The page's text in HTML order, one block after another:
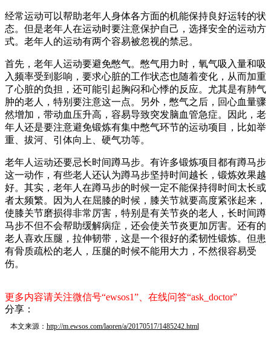
经常运动可以帮助老年人身体各方面的机能保持良好运转的状
态。但是老年人在运动时要注意保护自己，选择安全的运动方
式。老年人的运动有两个容易被忽视的禁忌。
首先，老年人运动要避免憋气。憋气用力时，氧气吸入量和吸
入频率受到影响，要求心脏的工作状态也随着变化，从而加重
了心脏的负担，还可能引起胸闷和心悸的反应。尤其是有肺气
肿的老人，特别要注意这一点。另外，憋气之后，回心血量骤
然增加，带动血压升高，容易导致突发脑血管急症。因此，老
年人还是要注意避免锻炼有集中憋气环节的运动项目，比如举
重、拔河、引体向上、硬气功等。
老年人运动还要忌长时间蹲马步。有许多锻炼项目都有蹲马步
这一动作，有些老人还认为蹲马步坚持时间越长，锻炼效果越
好。其实，老年人在蹲马步的时候一定不能保持得时间太长或
者太频繁。因为人在屈膝的时候，膝关节就要高度紧张起来，
使膝关节磨损得非常厉害，特别是有关节炎的老人，长时间蹲
马步不但不会帮助缓解病症，还会使关节炎更加厉害。还有的
老人喜欢压腿，拉伸韧带，这是一个很好的柔韧性锻炼。但患
有骨质疏松的老人，压腿的时候不能用大力，不然很容易受
伤。
更多内容请关注微信号“ewsos1”、在线问答“ask_doctor”
分享：
本文来源： http://m.ewsos.com/laoren/a/20170517/1485242.html